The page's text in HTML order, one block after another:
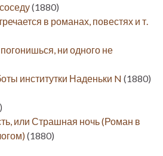
(1880)
в романах, повестях и т.
ни одного не
институтки Наденьки N (1880)
или Страшная ночь (Роман в
(1880)